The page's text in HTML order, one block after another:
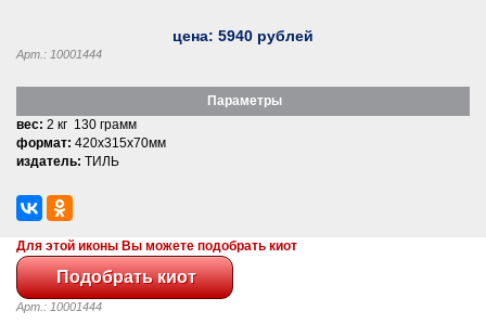
цена: 5940 рублей
Арт.: 10001444
Параметры
вес: 2 кг 130 грамм
формат: 420x315x70мм
издатель: ТИЛЬ
Для этой иконы Вы можете подобрать киот
Арт.: 10001444